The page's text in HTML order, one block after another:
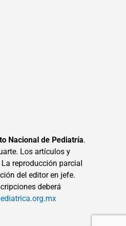
Nacional de Pediatría.
Los artículos y
reproducción parcial
del editor en jefe.
deberá